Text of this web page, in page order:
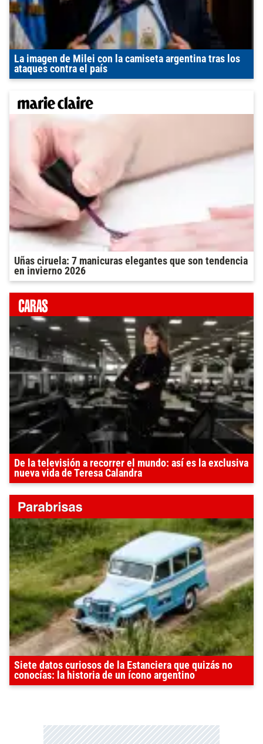
La imagen de Milei con la camiseta argentina tras los
ataques contra el país
Uñas ciruela: 7 manicuras elegantes que son tendencia
en invierno 2026
De la televisión a recorrer el mundo: así es la exclusiva
nueva vida de Teresa Calandra
Siete datos curiosos de la Estanciera que quizás no
conocías: la historia de un ícono argentino